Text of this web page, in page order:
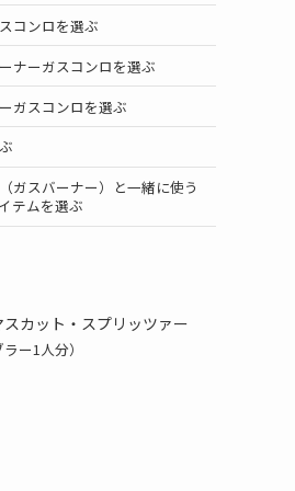
コンロを選ぶ
ナーガスコンロを選ぶ
ガスコンロを選ぶ
ガスバーナー）と一緒に使う
テムを選ぶ
カット・スプリッツァー
ー1人分）